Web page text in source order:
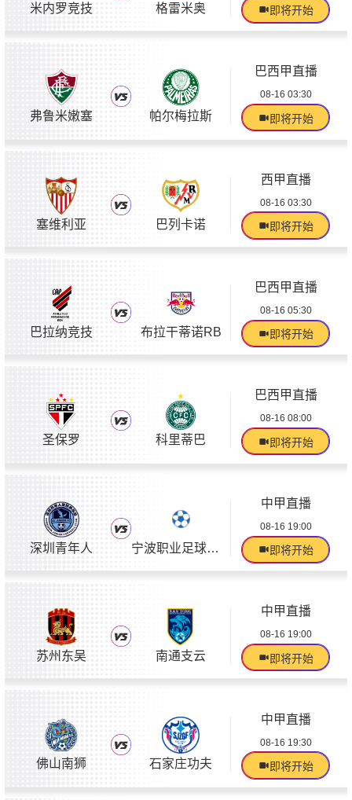
米内罗竞技 格雷米奥 即将开始
弗鲁米嫩塞 帕尔梅拉斯
巴西甲直播
08-16 03:30
即将开始
塞维利亚 巴列卡诺
西甲直播
08-16 03:30
即将开始
巴拉纳竞技 布拉干蒂诺RB
巴西甲直播
08-16 05:30
即将开始
圣保罗 科里蒂巴
巴西甲直播
08-16 08:00
即将开始
深圳青年人 宁波职业足球俱乐部
中甲直播
08-16 19:00
即将开始
苏州东吴 南通支云
中甲直播
08-16 19:00
即将开始
佛山南狮 石家庄功夫
中甲直播
08-16 19:30
即将开始